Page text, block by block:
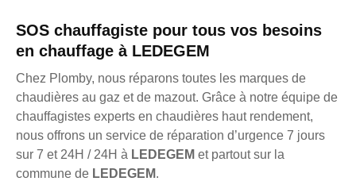
SOS chauffagiste pour tous vos besoins
en chauffage à LEDEGEM
Chez Plomby, nous réparons toutes les marques de
chaudières au gaz et de mazout. Grâce à notre équipe de
chauffagistes experts en chaudières haut rendement,
nous offrons un service de réparation d’urgence 7 jours
sur 7 et 24H / 24H à LEDEGEM et partout sur la
commune de LEDEGEM.